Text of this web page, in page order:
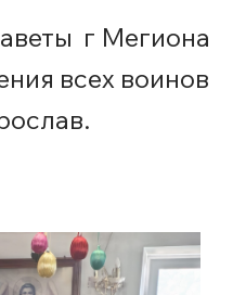
г Мегиона
всех воинов